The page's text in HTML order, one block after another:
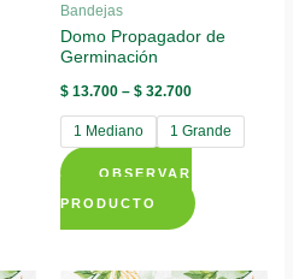
the
Bandejas
Domo Propagador de
Germinación
$13.700– $32.700
1 Mediano 1 Grande
OBSERVAR
PRODUCTO
This